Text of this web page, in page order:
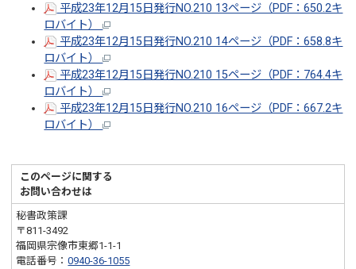
平成23年12月15日発行NO.210 13ページ（PDF：650.2キ
ロバイト）
平成23年12月15日発行NO.210 14ページ（PDF：658.8キ
ロバイト）
平成23年12月15日発行NO.210 15ページ（PDF：764.4キ
ロバイト）
平成23年12月15日発行NO.210 16ページ（PDF：667.2キ
ロバイト）
このページに関する
お問い合わせは
秘書政策課
〒811-3492
福岡県宗像市東郷1-1-1
電話番号：0940-36-1055